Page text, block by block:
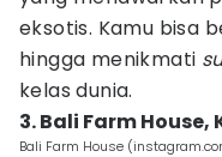
eksotis. Kamu bisa
hingga menikmati
kelas dunia.
3. Bali Farm
Bali Farm House